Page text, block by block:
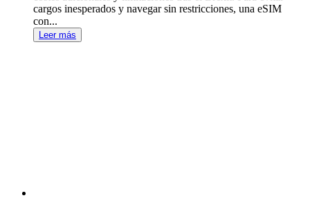
cargos inesperados y navegar sin restricciones, una eSIM
con...
Leer más